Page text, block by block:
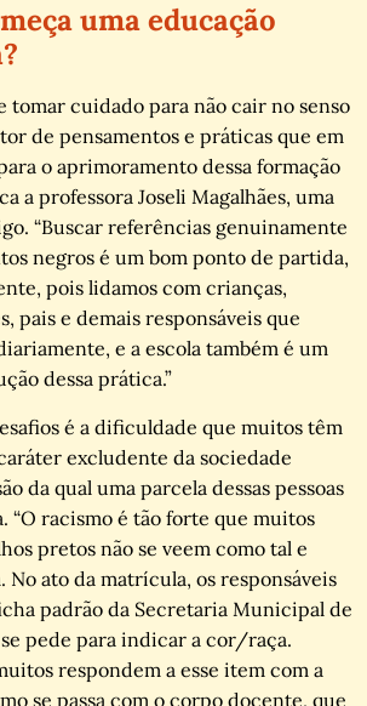
uma educação
tomar cuidado para não cair no senso
de pensamentos e práticas que em
o aprimoramento dessa formação
a professora Joseli Magalhães, uma
“Buscar referências genuinamente
negros é um bom ponto de partida,
pois lidamos com crianças,
pais e demais responsáveis que
e a escola também é um
dessa prática.”
é a dificuldade que muitos têm
excludente da sociedade
da qual uma parcela dessas pessoas
“O racismo é tão forte que muitos
pretos não se veem como tal e
No ato da matrícula, os responsáveis
padrão da Secretaria Municipal de
pede para indicar a cor/raça.
respondem a esse item com a
se passa com o corpo docente, que